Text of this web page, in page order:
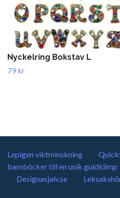
Nyckelring Bokstav L
79 kr
Lepigen viktminskning
barnböcker till en unik guldklimp
Designasjalv.se